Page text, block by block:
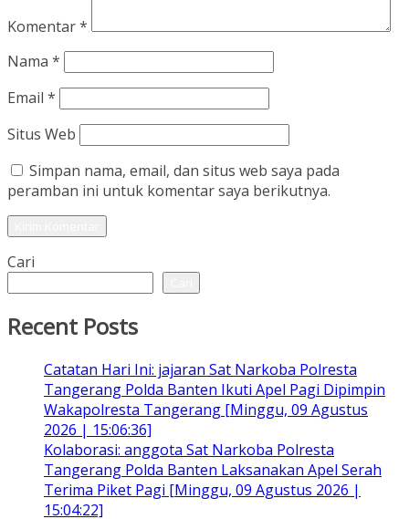
Komentar*
Nama *
Email *
Situs Web
Simpan nama, email, dan situs web saya pada
peramban ini untuk komentar saya berikutnya.
Cari
Recent Posts
Catatan Hari Ini: jajaran Sat Narkoba Polresta
Tangerang Polda Banten Ikuti Apel Pagi Dipimpin
Wakapolresta Tangerang [Minggu, 09 Agustus
2026 | 15:06:36]
Kolaborasi: anggota Sat Narkoba Polresta
Tangerang Polda Banten Laksanakan Apel Serah
Terima Piket Pagi [Minggu, 09 Agustus 2026 |
15:04:22]